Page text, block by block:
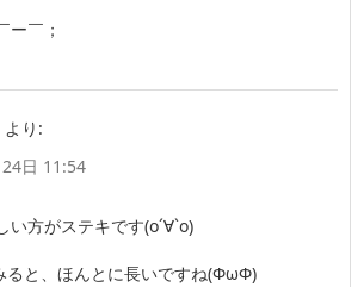
ー￣；
より:
日 11:54
い方がステキです(о´∀`о)
ると、ほんとに長いですね(ФωФ)